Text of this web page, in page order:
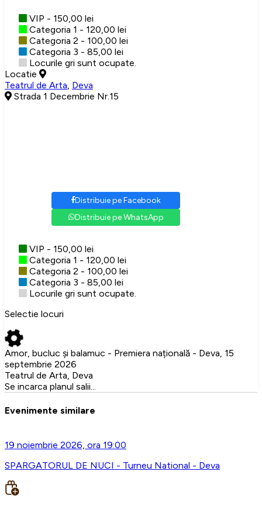
VIP - 150,00 lei
Categoria 1 - 120,00 lei
Categoria 2 - 100,00 lei
Categoria 3 - 85,00 lei
Locurile gri sunt ocupate.
Locatie
Teatrul de Arta Deva
Strada 1 Decembrie Nr.15
Distribuie pe Facebook
Distribuie pe WhatsApp
VIP - 150,00 lei
Categoria 1 - 120,00 lei
Categoria 2 - 100,00 lei
Categoria 3 - 85,00 lei
Locurile gri sunt ocupate.
Selectie locuri
Amor, bucluc și balamuc - Premiera națională - Deva, 15
septembrie 2026
Teatrul de Arta, Deva
Se incarca planul salii...
Evenimente similare
19 noiembrie 2026, ora 19:00
SPARGATORUL DE NUCI - Turneu National - Deva